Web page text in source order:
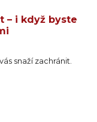
– i když byste
snaží zachránit.